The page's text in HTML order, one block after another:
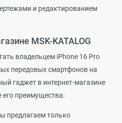
и редактированием
MSK-KATALOG
владельцем iPhone 16 Pro
передовых смартфонов на
гаджет в интернет-магазине
его преимущества:
предлагаем только